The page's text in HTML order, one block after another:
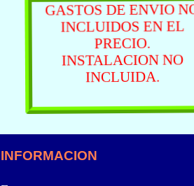
GASTOS DE ENVIO
INCLUIDOS EN EL
PRECIO.
INSTALACION NO
INCLUIDA.
INFORMACION